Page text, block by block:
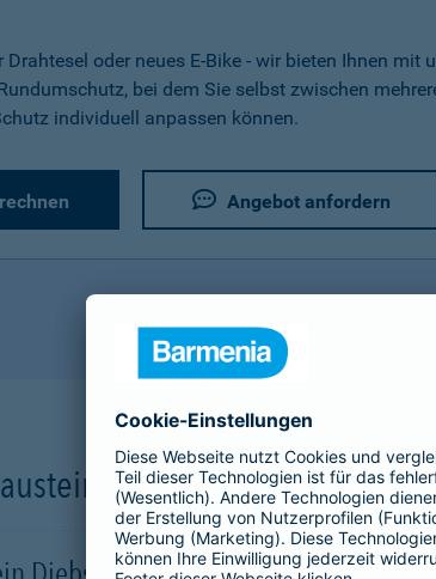
Drahtesel oder neues E-Bike - wir bieten Ihnen mit
bei dem Sie selbst zwischen
individuell anpassen können.
Angebot anfordern
unserer